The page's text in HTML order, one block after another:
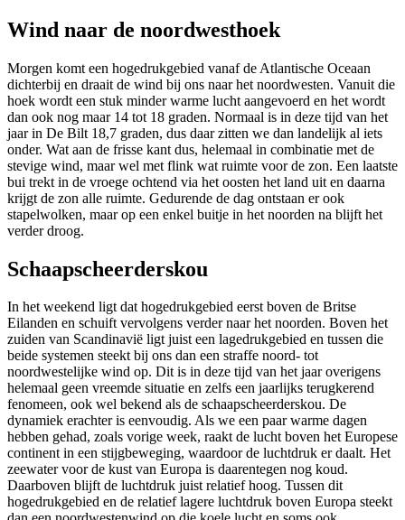
Wind naar de noordwesthoek
Morgen komt een hogedrukgebied vanaf de Atlantische Oceaan
dichterbij en draait de wind bij ons naar het noordwesten. Vanuit die
hoek wordt een stuk minder warme lucht aangevoerd en het wordt
dan ook nog maar 14 tot 18 graden. Normaal is in deze tijd van het
jaar in De Bilt 18,7 graden, dus daar zitten we dan landelijk al iets
onder. Wat aan de frisse kant dus, helemaal in combinatie met de
stevige wind, maar wel met flink wat ruimte voor de zon. Een laatste
bui trekt in de vroege ochtend via het oosten het land uit en daarna
krijgt de zon alle ruimte. Gedurende de dag ontstaan er ook
stapelwolken, maar op een enkel buitje in het noorden na blijft het
verder droog.
Schaapscheerderskou
In het weekend ligt dat hogedrukgebied eerst boven de Britse
Eilanden en schuift vervolgens verder naar het noorden. Boven het
zuiden van Scandinavië ligt juist een lagedrukgebied en tussen die
beide systemen steekt bij ons dan een straffe noord- tot
noordwestelijke wind op. Dit is in deze tijd van het jaar overigens
helemaal geen vreemde situatie en zelfs een jaarlijks terugkerend
fenomeen, ook wel bekend als de schaapscheerderskou. De
dynamiek erachter is eenvoudig. Als we een paar warme dagen
hebben gehad, zoals vorige week, raakt de lucht boven het Europese
continent in een stijgbeweging, waardoor de luchtdruk er daalt. Het
zeewater voor de kust van Europa is daarentegen nog koud.
Daarboven blijft de luchtdruk juist relatief hoog. Tussen dit
hogedrukgebied en de relatief lagere luchtdruk boven Europa steekt